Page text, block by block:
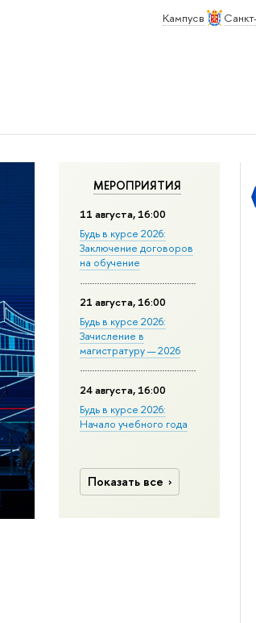
Кампус в
МЕРОПРИЯТИЯ
11 августа, 16:00
Будь в курсе 2026:
Заключение договоров
на обучение
21 августа, 16:00
Будь в курсе 2026:
Зачисление в
магистратуру — 2026
24 августа, 16:00
Будь в курсе 2026:
Начало учебного года
Показать все